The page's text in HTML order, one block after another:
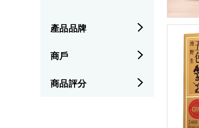
產品品牌
商戶
商品評分